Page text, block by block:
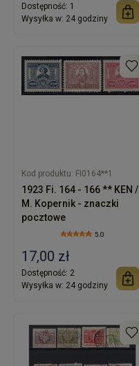
Dostępność: 1
Wysyłka w: 24 godziny
Kod produktu: FI0164**1
1923 Fi. 164 - 166 ** KEN /
M. Kopernik - znaczki
pocztowe
5.0
17,00 zł
Dostępność: 2
Wysyłka w: 24 godziny